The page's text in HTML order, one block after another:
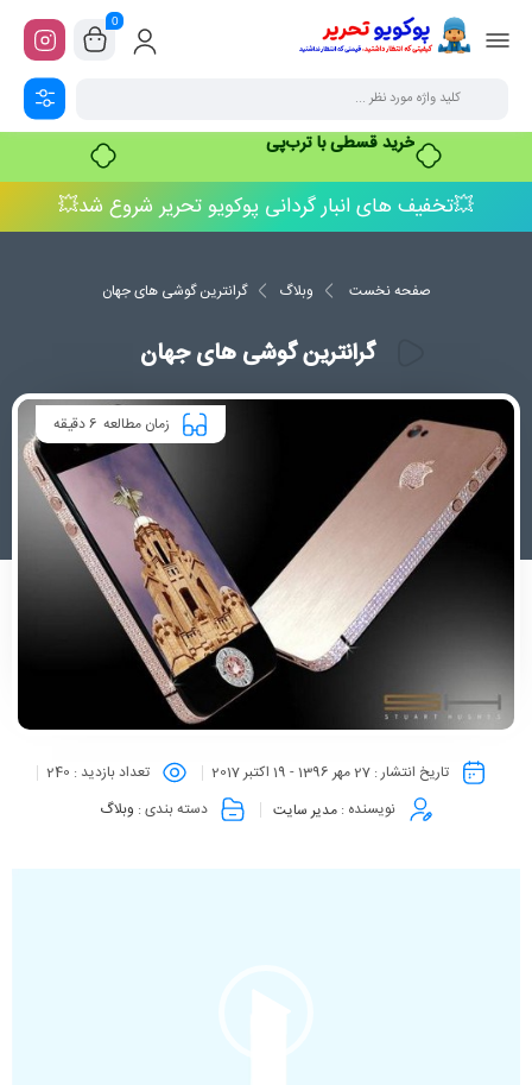
خرید قسطی با ترب‌پی
0
💥تخفیف های انبار گردانی پوکویو تحریر شروع شد💥
صفحه نخست وبلاگ گرانترین گوشی های جهان
گرانترین گوشی های جهان
زمان مطالعه 6دقیقه
تاریخ انتشار :27 مهر 1396 - 19 اکتبر 2017 تعداد بازدید : 240
نویسنده :مدیر سایت دسته بندی : وبلاگ